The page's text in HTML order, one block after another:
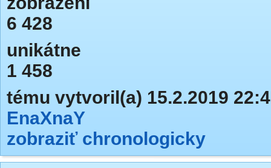
6 428
unikátne
1 458
tému vytvoril(a) 15.2.2019
EnaXnaY
zobraziť chronologicky